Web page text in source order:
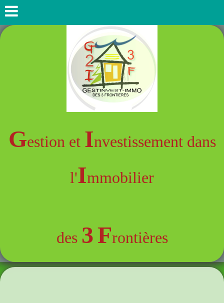
Gestion et Investissement dans
l'Immobilier
des 3Frontières